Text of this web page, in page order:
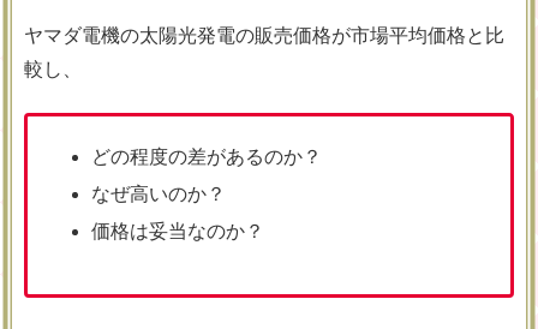
ヤマダ電機の太陽光発電の販売価格が市場平均価格と比
較し、
どの程度の差があるのか？
なぜ高いのか？
価格は妥当なのか？